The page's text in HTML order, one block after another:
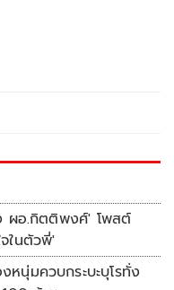
ผอ.กิตติพงศ์' โพสต์
ในตัวพี่'
นุ่มควบกระบะบุโรทั่ง